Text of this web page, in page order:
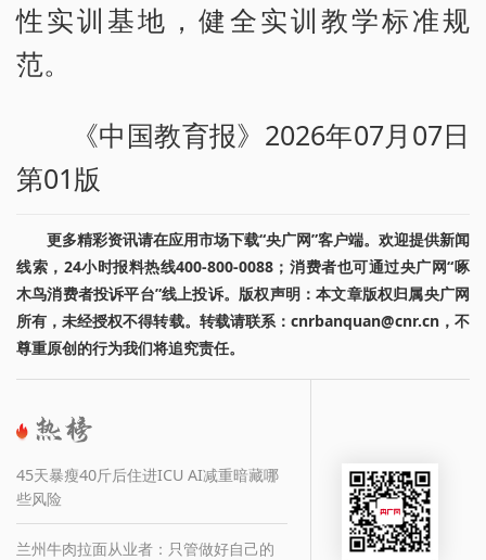
性实训基地，健全实训教学标准规
范。
《中国教育报》2026年07月07日
第01版
更多精彩资讯请在应用市场下载“央广网”客户端。欢迎提供新闻
线索，24小时报料热线400-800-0088；消费者也可通过央广网“啄
木鸟消费者投诉平台”线上投诉。版权声明：本文章版权归属央广网
所有，未经授权不得转载。转载请联系：cnrbanquan@cnr.cn，不
尊重原创的行为我们将追究责任。
45天暴瘦40斤后住进ICU AI减重暗藏哪
些风险
兰州牛肉拉面从业者：只管做好自己的